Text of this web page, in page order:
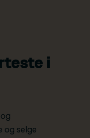
i
selge